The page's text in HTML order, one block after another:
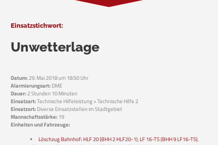
Einsatzstichwort:
Unwetterlage
Datum:29. Mai 2018 um 18:50 Uhr
Alarmierungsart:DME
Dauer:2 Stunden 10 Minuten
Einsatzart:Technische Hilfeleistung > Technische Hilfe 2
Einsatzort:Diverse Einsatzstellen im Stadtgebiet
Mannschaftsstärke:19
Einheiten und Fahrzeuge:
Löschzug Bahnhof: HLF 20 (BHH 2 HLF20-1),LF 16-TS (BHH 9 LF16-TS),